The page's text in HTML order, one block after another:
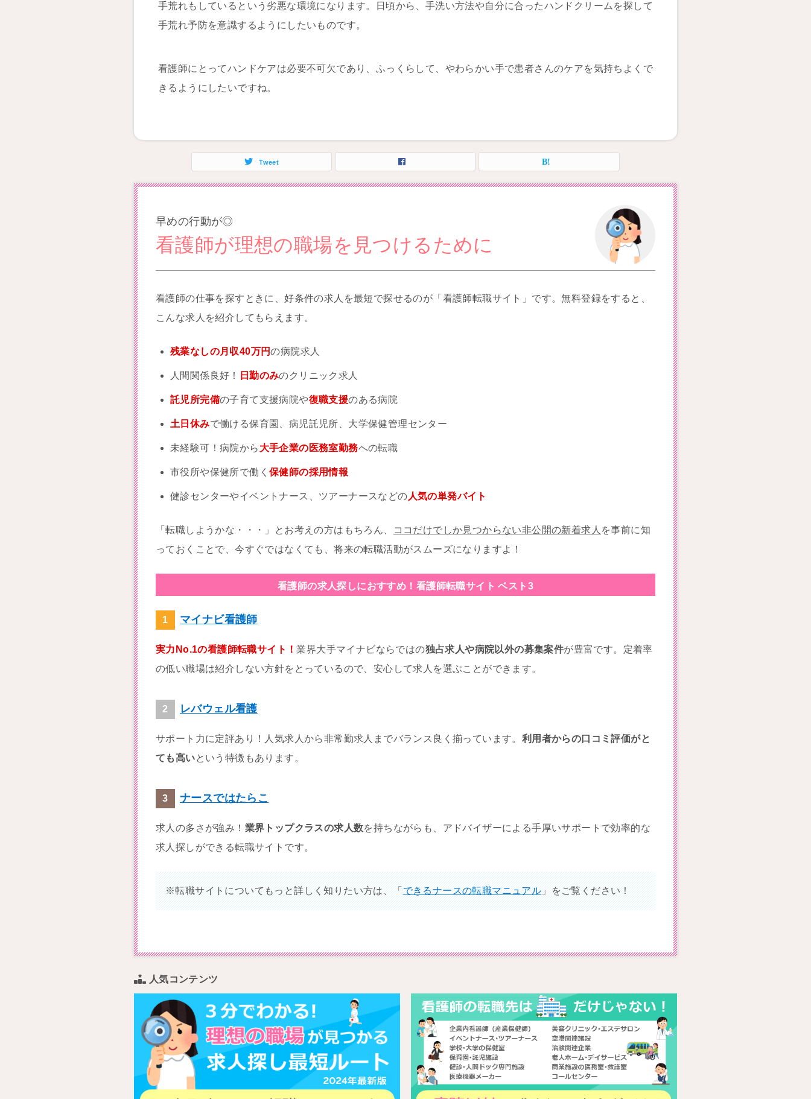
手荒れもしているという劣悪な環境になります。日頃から、手洗い方法や自分に合ったハンドクリームを探して
手荒れ予防を意識するようにしたいものです。
看護師にとってハンドケアは必要不可欠であり、ふっくらして、やわらかい手で患者さんのケアを気持ちよくで
きるようにしたいですね。
Tweet
早めの行動が◎
看護師が理想の職場を見つけるために
看護師の仕事を探すときに、好条件の求人を最短で探せるのが「看護師転職サイト」です。無料登録をすると、
こんな求人を紹介してもらえます。
残業なしの月収40万円の病院求人
人間関係良好！ 日勤のみのクリニック求人
託児所完備の子育て支援病院や復職支援のある病院
土日休みで働ける保育園、病児託児所、大学保健管理センター
未経験可！病院から 大手企業の医務室勤務への転職
市役所や保健所で働く 保健師の採用情報
健診センターやイベントナース、ツアーナースなどの 人気の単発バイト
「転職しようかな・・・」とお考えの方はもちろん、 ココだけでしか見つからない非公開の新着求人 を事前に知
っておくことで、今すぐではなくても、将来の転職活動がスムーズになりますよ！
看護師の求人探しにおすすめ！ 看護師転職サイト ベスト3
マイナビ看護師
実力No.1の看護師転職サイト！業界大手マイナビならではの独占求人や病院以外の募集案件が豊富です。定着率
の低い職場は紹介しない方針をとっているので、安心して求人を選ぶことができます。
レバウェル看護
サポート力に定評あり！人気求人から非常勤求人までバランス良く揃っています。 利用者からの口コミ評価がと
ても高いという特徴もあります。
ナースではたらこ
求人の多さが強み！ 業界トップクラスの求人数を持ちながらも、アドバイザーによる手厚いサポートで効率的な
求人探しができる転職サイトです。
※転職サイトについてもっと詳しく知りたい方は、「 できるナースの転職マニュアル 」をご覧ください！
人気コンテンツ